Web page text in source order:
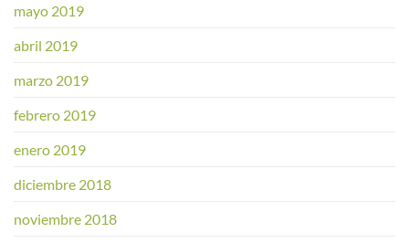
mayo 2019
abril 2019
marzo 2019
febrero 2019
enero 2019
diciembre 2018
noviembre 2018